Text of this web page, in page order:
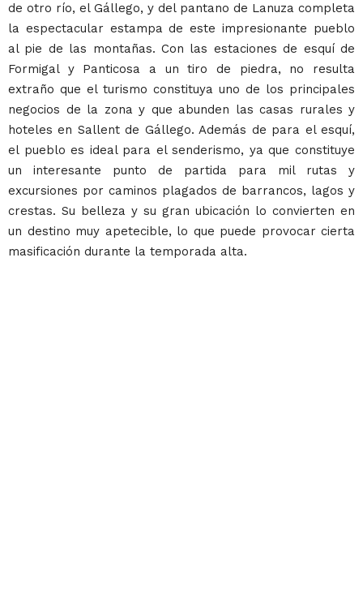
de otro río, el Gállego, y del pantano de Lanuza completa
la espectacular estampa de este impresionante pueblo
al pie de las montañas. Con las estaciones de esquí de
Formigal y Panticosa a un tiro de piedra, no resulta
extraño que el turismo constituya uno de los principales
negocios de la zona y que abunden las casas rurales y
hoteles en Sallent de Gállego. Además de para el esquí,
el pueblo es ideal para el senderismo, ya que constituye
un interesante punto de partida para mil rutas y
excursiones por caminos plagados de barrancos, lagos y
crestas. Su belleza y su gran ubicación lo convierten en
un destino muy apetecible, lo que puede provocar cierta
masificación durante la temporada alta.